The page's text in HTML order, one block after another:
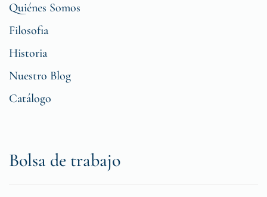
Quiénes Somos
Filosofia
Historia
Nuestro Blog
Catálogo
Bolsa de trabajo